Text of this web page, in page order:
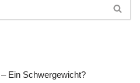
Ein Schwergewicht?